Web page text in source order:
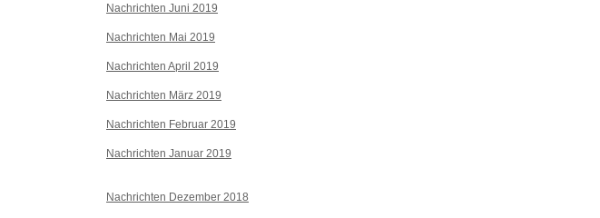
Nachrichten Juni 2019
Nachrichten Mai 2019
Nachrichten April 2019
Nachrichten März 2019
Nachrichten Februar 2019
Nachrichten Januar 2019
Nachrichten Dezember 2018